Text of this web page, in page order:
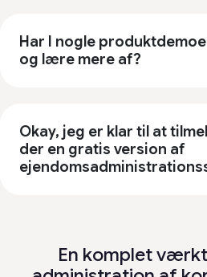
Har I nogle
og lære mere af?
Okay, jeg er klar til at
der en gratis version af
En komplet